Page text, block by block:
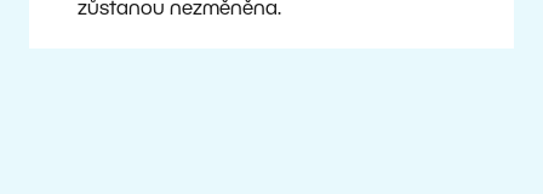
zůstanou nezměněna.